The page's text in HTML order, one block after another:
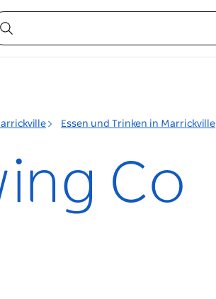
Essen und Trinken in Marrickville
Co